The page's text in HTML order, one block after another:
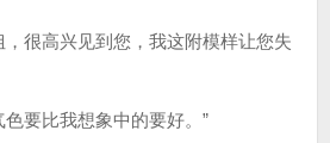
很高兴见到您，我这附模样让您失
要比我想象中的要好。”